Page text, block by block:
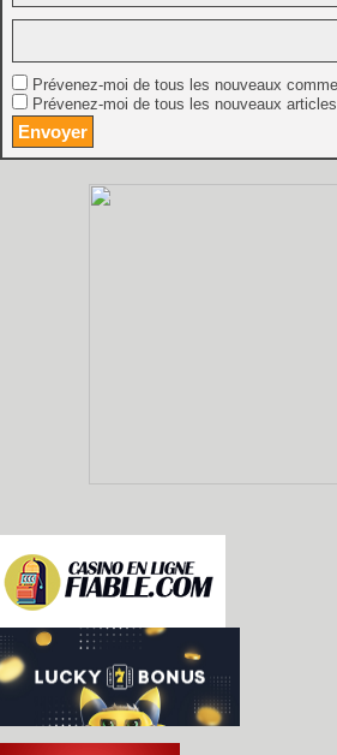
Prévenez-moi de tous les nouveaux
Prévenez-moi de tous les nouveaux articles